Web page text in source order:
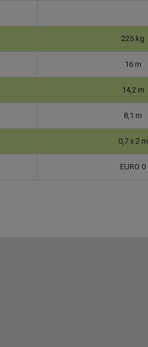
225 kg
16 m
14,2 m
8,1 m
0,7 x 2 m
EURO 0